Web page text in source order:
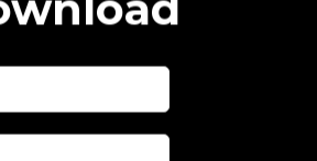
Confronto das informaÃ§Ãµes
fiscal e contábil para identificação